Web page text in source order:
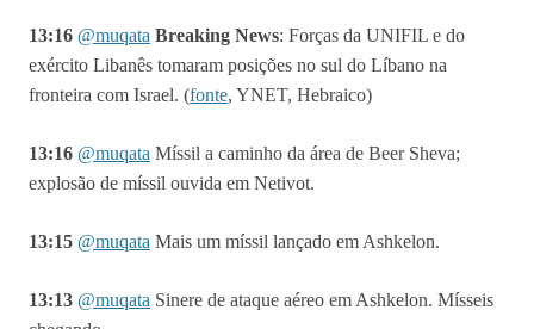
13:16 @muqata Breaking News: Forças da UNIFIL e do
exército Libanês tomaram posições no sul do Líbano na
fronteira com Israel. (fonte, YNET, Hebraico)
13:16 @muqata Míssil a caminho da área de Beer Sheva;
explosão de míssil ouvida em Netivot.
13:15 @muqata Mais um míssil lançado em Ashkelon.
13:13 @muqata Sinere de ataque aéreo em Ashkelon. Mísseis